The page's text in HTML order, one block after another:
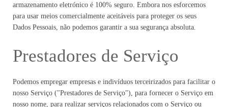
armazenamento eletrónico é 100% seguro. Embora nos esforcemos
para usar meios comercialmente aceitáveis para proteger os seus
Dados Pessoais, não podemos garantir a sua segurança absoluta.
Prestadores de Serviço
Podemos empregar empresas e indivíduos terceirizados para facilitar o
nosso Serviço ("Prestadores de Serviço"), para fornecer o Serviço em
nosso nome, para realizar serviços relacionados com o Serviço ou